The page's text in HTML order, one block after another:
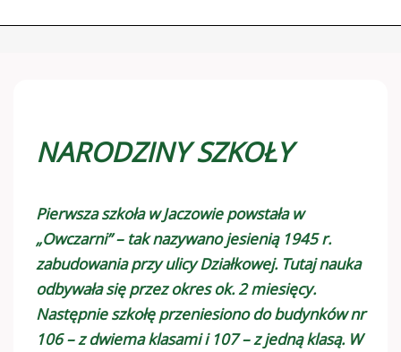
NARODZINY SZKOŁY
Pierwsza szkoła w Jaczowie powstała w
„Owczarni” – tak nazywano jesienią 1945 r.
zabudowania przy ulicy Działkowej. Tutaj nauka
odbywała się przez okres ok. 2 miesięcy.
Następnie szkołę przeniesiono do budynków nr
106 – z dwiema klasami i 107 – z jedną klasą. W